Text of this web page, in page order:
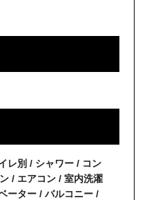
レ別 / シャワー / コン
/ エアコン / 室内洗濯
ーター / バルコニー /